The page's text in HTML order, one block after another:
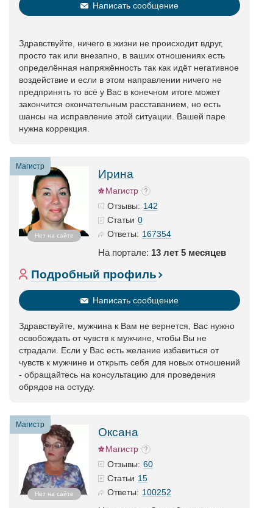
Написать сообщение
Здравствуйте, ничего в жизни не происходит вдруг,
просто так или внезапно, в ваших отношениях есть
определённая напряжённость так как идёт негативное
воздействие и если в этом направлении ничего не
предпринять то всё у Вас в конечном итоге может
закончится окончательным расставанием, но есть
шансы на исправление этой ситуации. Вашей паре
нужна коррекция.
Магистр
Нет на сайте
Ирина
Магистр
Отзывы: 142
Статьи 0
Ответы: 167354
На портале: 13 лет 5 месяцев
Подробный профиль
Написать сообщение
Здравствуйте, мужчина к Вам не вернется, Вас нужно
освобождать от чувств к мужчине, чтобы Вы не
страдали. Если у Вас есть желание избавиться от
чувств к мужчине и открыть себя для новых отношений
- обращайтесь на консультацию для проведения
обрядов на остуду.
Магистр
Нет на сайте
Оксана
Магистр
Отзывы: 60
Статьи 15
Ответы: 100252